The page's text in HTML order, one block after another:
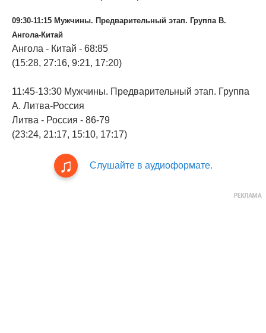
09:30-11:15 Мужчины. Предварительный этап. Группа B.
Ангола-Китай
Ангола - Китай - 68:85
(15:28, 27:16, 9:21, 17:20)
11:45-13:30 Мужчины. Предварительный этап. Группа
А. Литва-Россия
Литва - Россия - 86-79
(23:24, 21:17, 15:10, 17:17)
Слушайте в аудиоформате.